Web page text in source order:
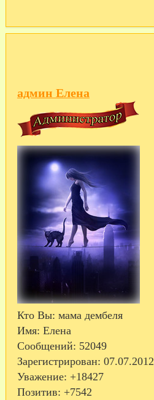
админ Елена
Кто Вы: мама дембеля
Имя: Елена
Сообщений: 52049
Зарегистрирован: 07.07.2012
Уважение: +18427
Позитив: +7542